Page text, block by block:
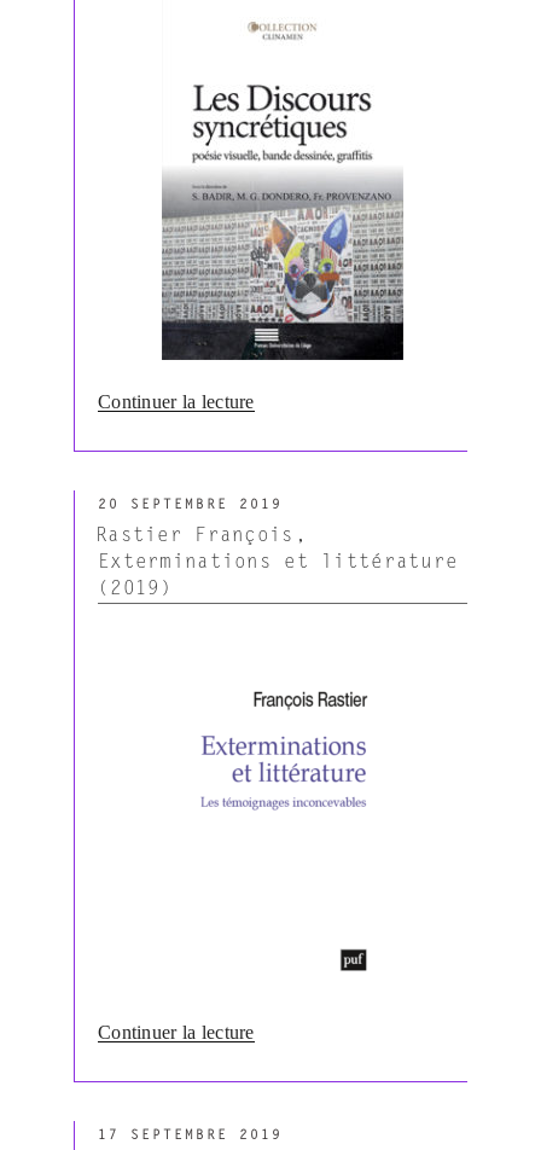
Continuer la lecturede
Sémir,
Maria
Giulia,
Provenzano
(2019) »
PUBLIÉ
LE
20 SEPTEMBRE 2019
Rastier François,
Exterminations et littérature
(2019)
Continuer la lecturede
François,
et
PUBLIÉ
17 SEPTEMBRE 2019